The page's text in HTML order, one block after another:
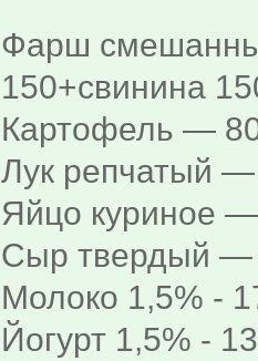
Фарш
150+свинина
Картофель —
Лук репчатый —
Яйцо куриное —
Сыр твердый —
Молоко 1,5% -
Йогурт 1,5% -